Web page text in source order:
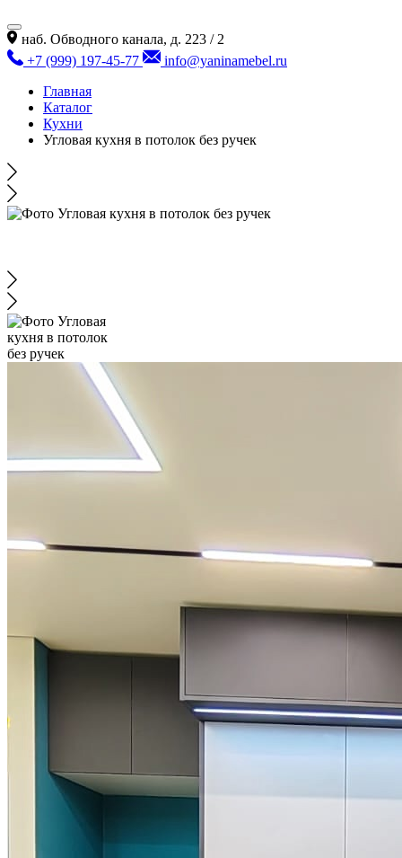
наб. Обводного канала, д. 223 / 2
+7 (999) 197-45-77
info@yaninamebel.ru
Главная
Каталог
Кухни
Угловая кухня в потолок без ручек